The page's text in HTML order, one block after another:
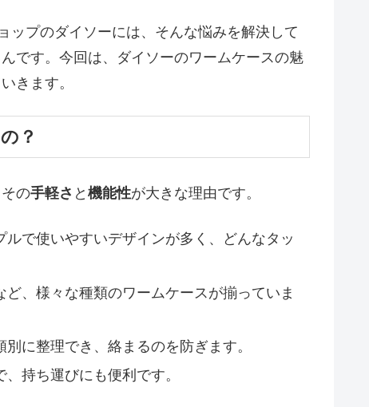
ップのダイソーには、そんな悩みを解決して
です。今回は、ダイソーのワームケースの魅
きます。
？
の手軽さ と 機能性が大きな理由です。
ルで使いやすいデザインが多く、どんなタッ
、様々な種類のワームケースが揃っていま
別に整理でき、絡まるのを防ぎます。
持ち運びにも便利です。